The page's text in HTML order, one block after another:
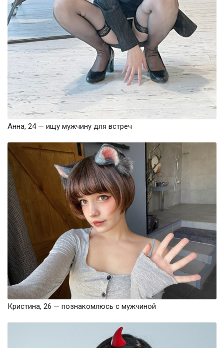
Анна, 24 — ищу мужчину для встреч
Кристина, 26 — познакомлюсь с мужчиной